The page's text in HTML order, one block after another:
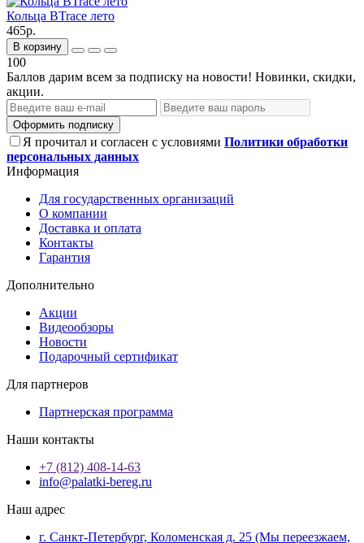
Кольца BTrace лето
465р.
В корзину
100
Баллов дарим всем за подписку на новости! Новинки, скидки,
акции.
Оформить подписку
Я прочитал и согласен с условиями Политики обработки
персональных данных
Информация
Для государственных организаций
О компании
Доставка и оплата
Контакты
Гарантия
Дополнительно
Акции
Видеообзоры
Новости
Подарочный сертификат
Для партнеров
Партнерская программа
Наши контакты
+7 (812) 408-14-63
info@palatki-bereg.ru
Наш адрес
г. Санкт-Петербург, Коломенская д. 25 (Мы переезжаем,